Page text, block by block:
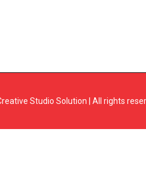
Studio Solution | All rights